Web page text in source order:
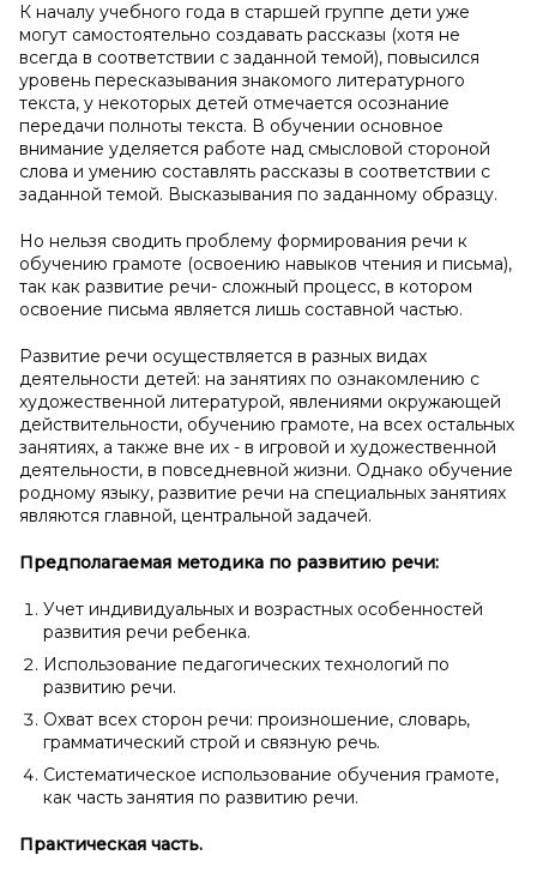
К началу учебного года в старшей группе дети уже
могут самостоятельно создавать рассказы (хотя не
всегда в соответствии с заданной темой), повысился
уровень пересказывания знакомого литературного
текста, у некоторых детей отмечается осознание
передачи полноты текста. В обучении основное
внимание уделяется работе над смысловой стороной
слова и умению составлять рассказы в соответствии с
заданной темой. Высказывания по заданному образцу.
Но нельзя сводить проблему формирования речи к
обучению грамоте (освоению навыков чтения и письма),
так как развитие речи- сложный процесс, в котором
освоение письма является лишь составной частью.
Развитие речи осуществляется в разных видах
деятельности детей: на занятиях по ознакомлению с
художественной литературой, явлениями окружающей
действительности, обучению грамоте, на всех остальных
занятиях, а также вне их - в игровой и художественной
деятельности, в повседневной жизни. Однако обучение
родному языку, развитие речи на специальных занятиях
являются главной, центральной задачей.
Предполагаемая методика по развитию речи:
Учет индивидуальных и возрастных особенностей
развития речи ребенка.
Использование педагогических технологий по
развитию речи.
Охват всех сторон речи: произношение, словарь,
грамматический строй и связную речь.
Систематическое использование обучения грамоте,
как часть занятия по развитию речи.
Практическая часть.